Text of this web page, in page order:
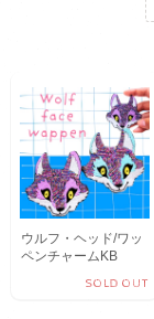
ウルフ・ヘッド/ワッ
ペンチャームKB
SOLD OUT